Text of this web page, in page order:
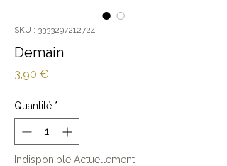
SKU : 3333297212724
Demain
3,90 €Prix
Quantité *
Indisponible Actuellement